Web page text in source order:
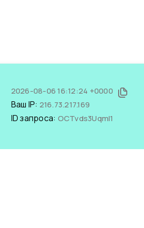
2026-08-06 16:12:24 +0000
Ваш IP: 216.73.217.169
ID запроса: OCTvds3UqmI1